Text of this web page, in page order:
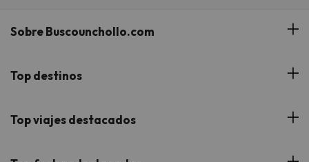
Sobre Buscounchollo.com
¿Quiénes somos?
Buscounchollo en los medios
Top destinos
Hoteles Andalucía
Top viajes destacados
Viajes con Niños